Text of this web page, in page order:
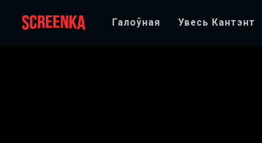
Галоўная Увесь Кантэнт